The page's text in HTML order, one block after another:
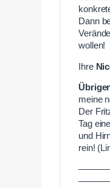
Dann
wollen!
Ihre
meine
Der
Tag
und
rein!